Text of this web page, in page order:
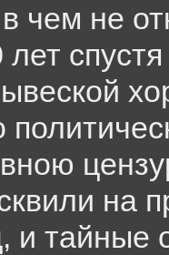
чем не
лет
на
и